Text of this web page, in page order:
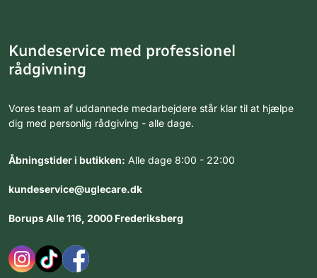
Kundeservice med professionel
rådgivning
Vores team af uddannede medarbejdere står klar til at hjælpe
dig med personlig rådgiving - alle dage.
Åbningstider i butikken: Alle dage 8:00 - 22:00
kundeservice@uglecare.dk
Borups Alle 116, 2000 Frederiksberg